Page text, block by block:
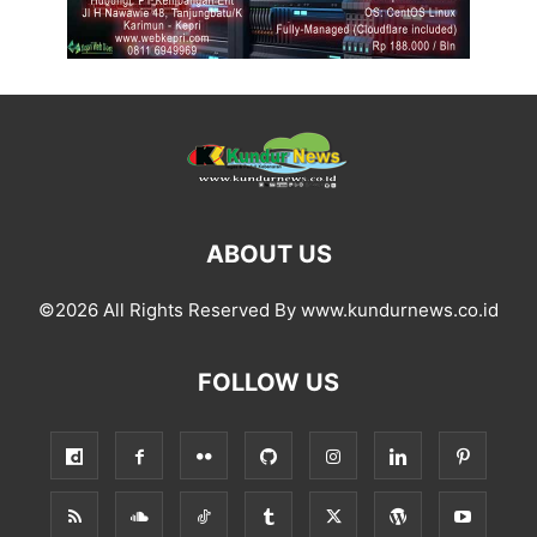
ABOUT US
©2026 All Rights Reserved By www.kundurnews.co.id
FOLLOW US